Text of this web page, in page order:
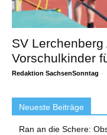
SV
Vorschulkinder
Redaktion SachsenSonntag -
Neueste Beiträge
Ran an die Schere: